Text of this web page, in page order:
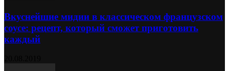
Вкуснейшие мидии в классическом французском
соусе: рецепт, который сможет приготовить
каждый